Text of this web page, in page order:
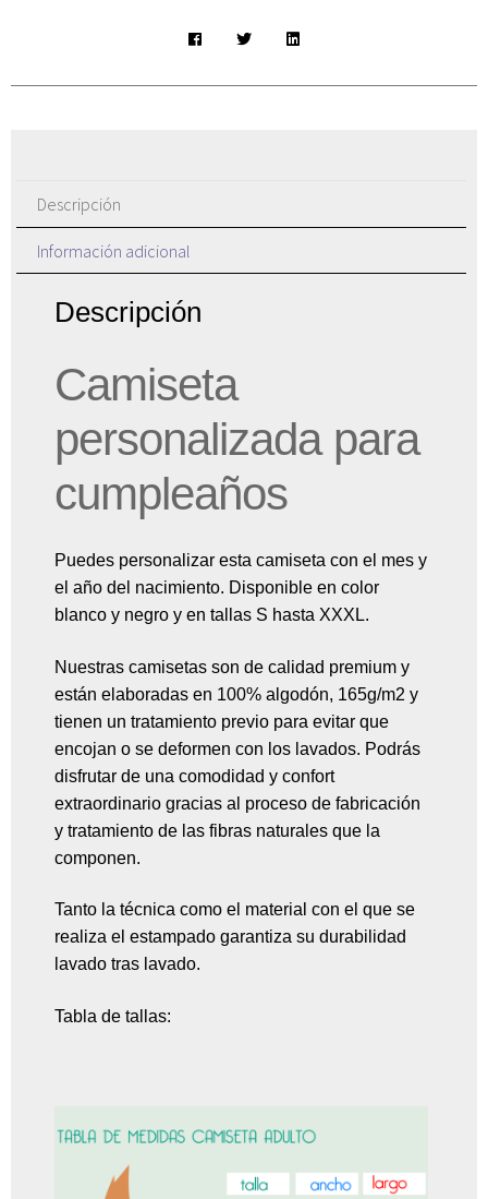
Descripción
Información adicional
Descripción
Camiseta
personalizada para
cumpleaños
Puedes personalizar esta camiseta con el mes y
el año del nacimiento. Disponible en color
blanco y negro y en tallas S hasta XXXL.
Nuestras camisetas son de calidad premium y
están elaboradas en 100% algodón, 165g/m2 y
tienen un tratamiento previo para evitar que
encojan o se deformen con los lavados. Podrás
disfrutar de una comodidad y confort
extraordinario gracias al proceso de fabricación
y tratamiento de las fibras naturales que la
componen.
Tanto la técnica como el material con el que se
realiza el estampado garantiza su durabilidad
lavado tras lavado.
Tabla de tallas: